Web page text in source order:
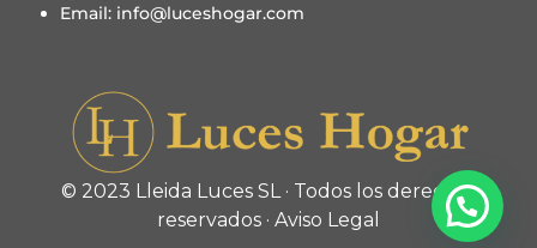
Email: info@luceshogar.com
© 2023 Lleida Luces SL · Todos los derechos
reservados · Aviso Legal